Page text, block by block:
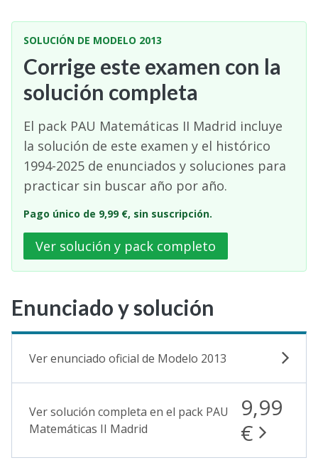
SOLUCIÓN DE MODELO 2013
Corrige este examen con la
solución completa
El pack PAU Matemáticas II Madrid incluye
la solución de este examen y el histórico
1994-2025 de enunciados y soluciones para
practicar sin buscar año por año.
Pago único de 9,99 €, sin suscripción.
Ver solución y pack completo
Enunciado y solución
Ver enunciado oficial de Modelo 2013
Ver solución completa en el pack PAU
Matemáticas II Madrid
9,99
€